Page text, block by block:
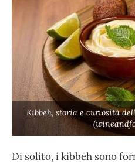
Kibbeh, storia e curiosità
Di solito, i kibbeh sono